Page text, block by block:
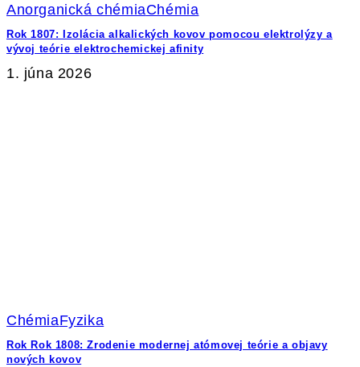
Anorganická chémiaChémia
Rok 1807: Izolácia alkalických kovov pomocou elektrolýzy a
vývoj teórie elektrochemickej afinity
1. júna 2026
ChémiaFyzika
Rok Rok 1808: Zrodenie modernej atómovej teórie a objavy
nových kovov